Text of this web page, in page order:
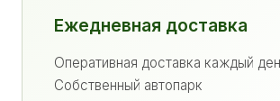
Ежедневная доставка
Оперативная доставка каждый
Собственный автопарк